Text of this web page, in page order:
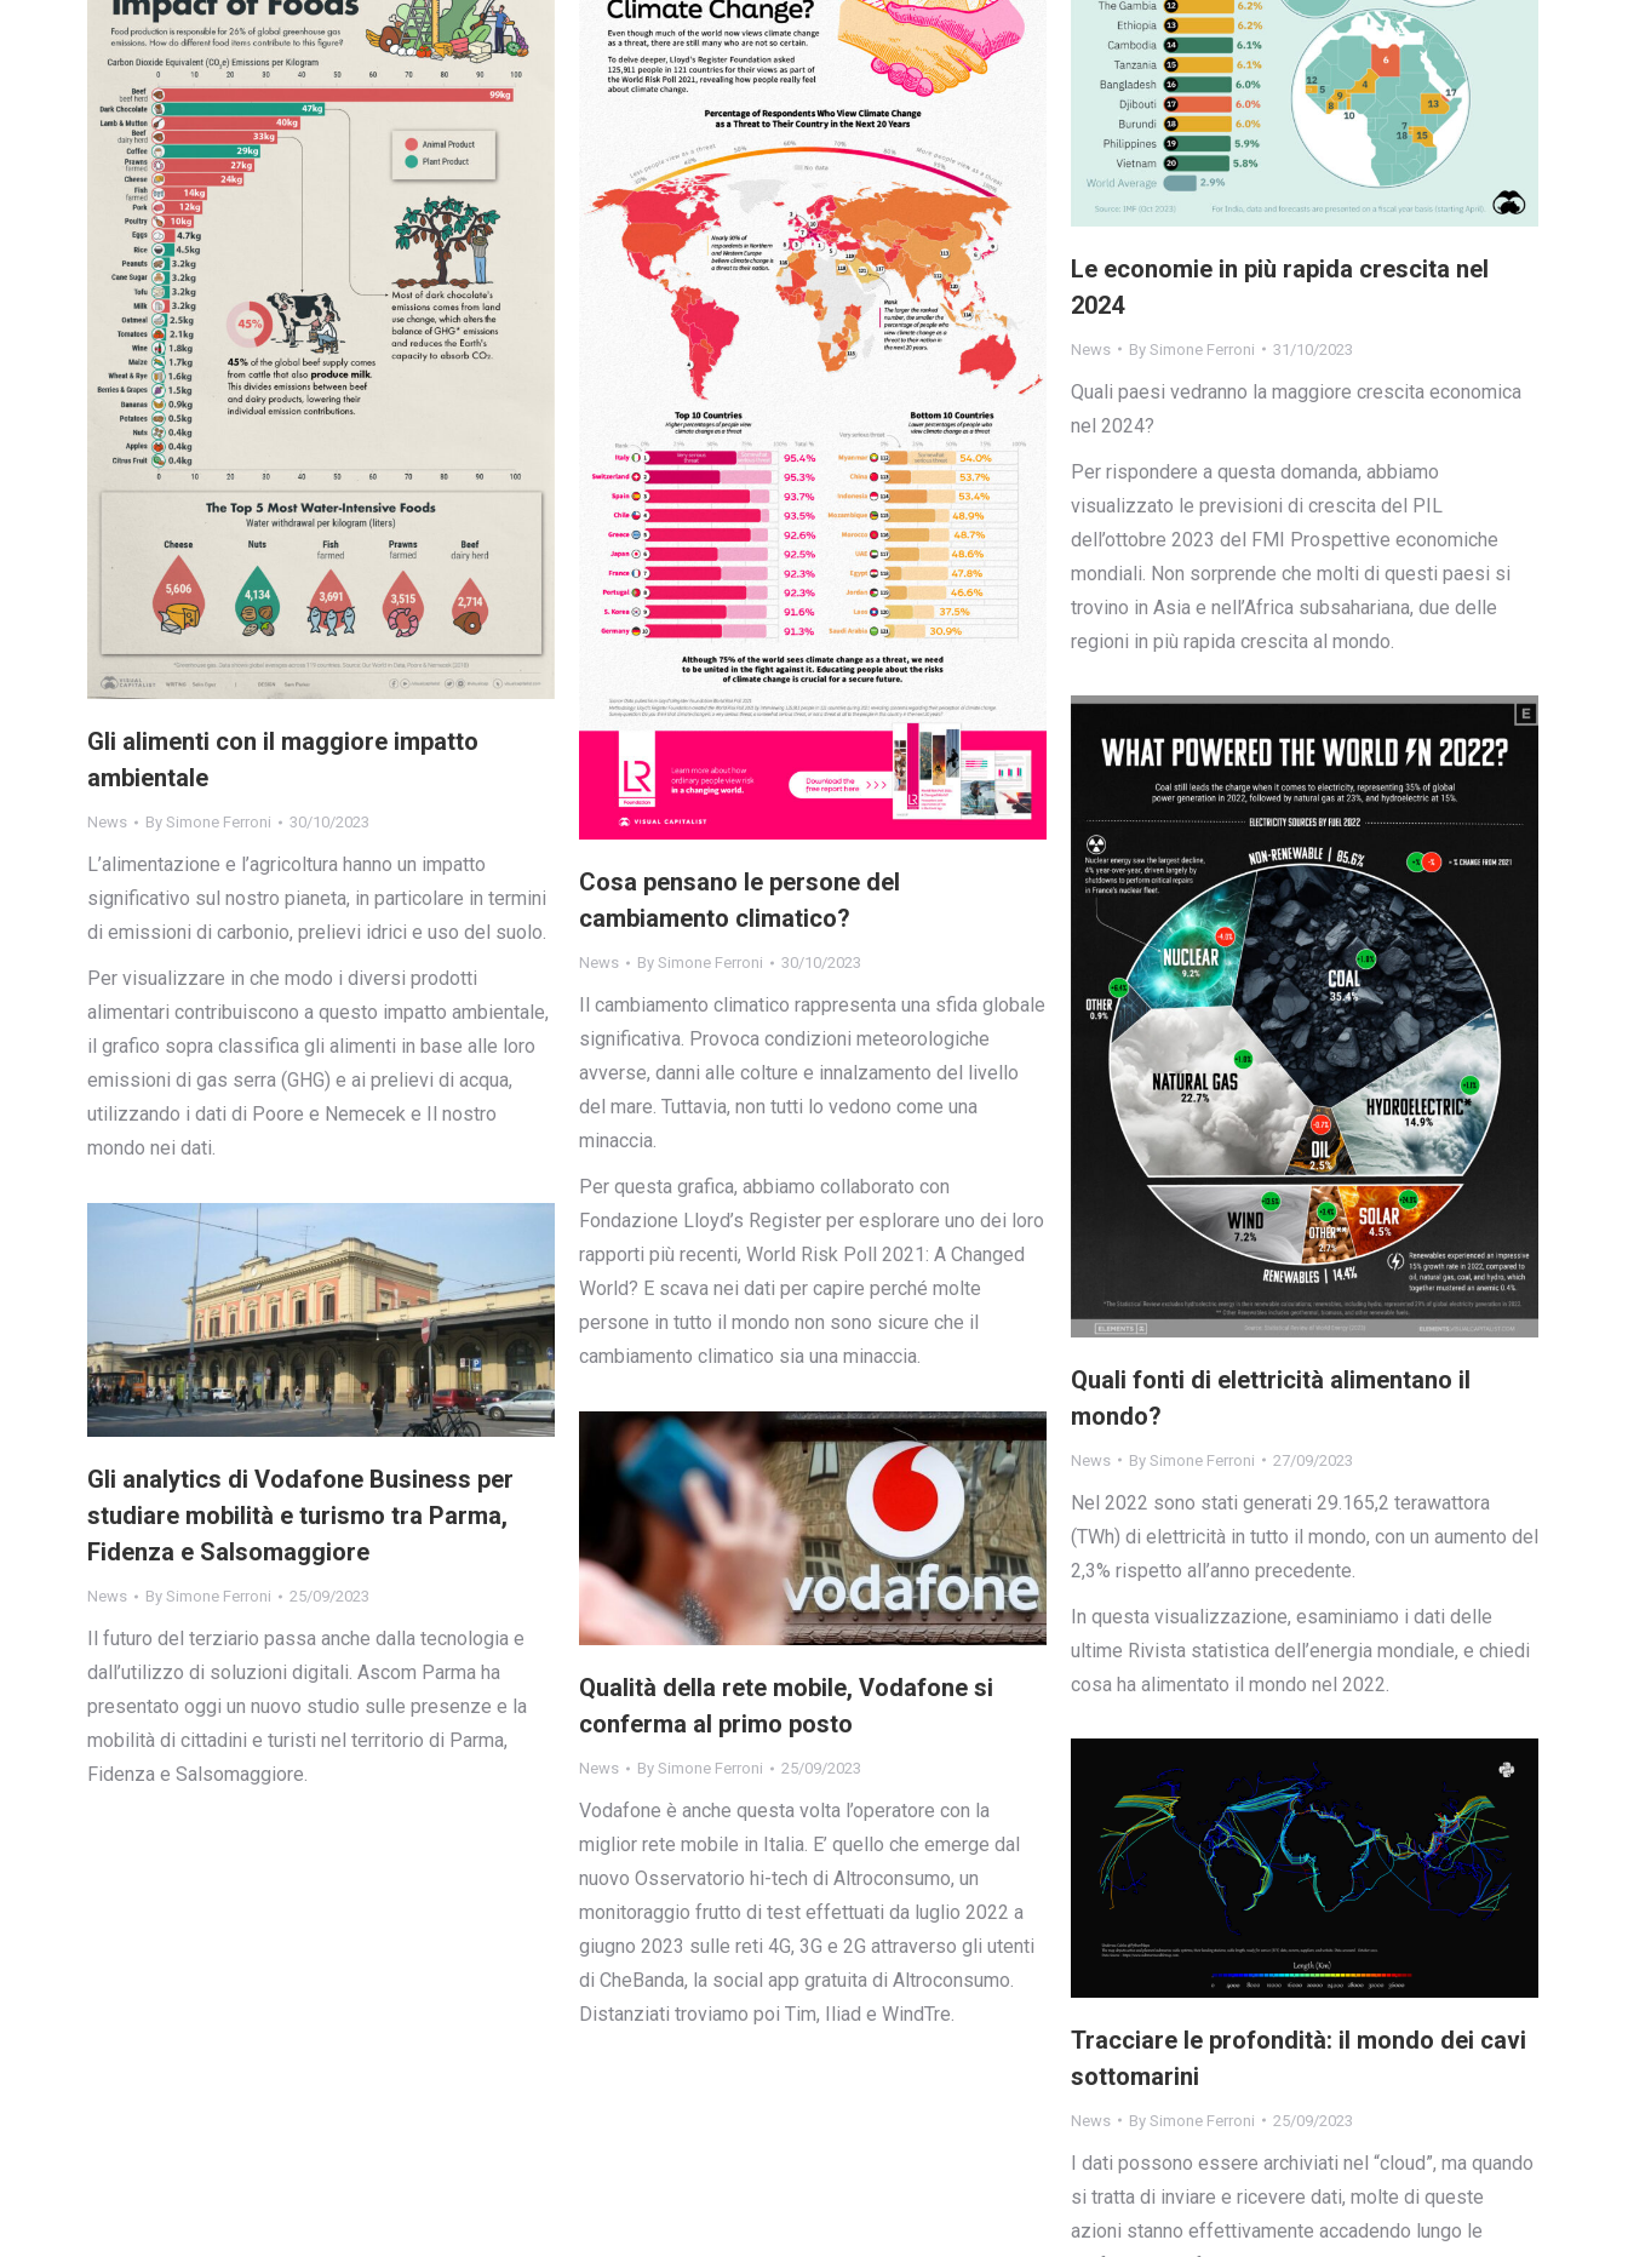
Le economie in più rapida crescita nel
2024
News By Simone Ferroni 31/10/2023
Quali paesi vedranno la maggiore crescita economica
nel 2024?
Per rispondere a questa domanda, abbiamo
visualizzato le previsioni di crescita del PIL
dell’ottobre 2023 del FMI Prospettive economiche
mondiali. Non sorprende che molti di questi paesi si
trovino in Asia e nell’Africa subsahariana, due delle
regioni in più rapida crescita al mondo.
Cosa pensano le persone del
cambiamento climatico?
News By Simone Ferroni 30/10/2023
Il cambiamento climatico rappresenta una sfida globale
significativa. Provoca condizioni meteorologiche
avverse, danni alle colture e innalzamento del livello
del mare. Tuttavia, non tutti lo vedono come una
minaccia.
Per questa grafica, abbiamo collaborato con
Fondazione Lloyd’s Register per esplorare uno dei loro
rapporti più recenti, World Risk Poll 2021: A Changed
World? E scava nei dati per capire perché molte
persone in tutto il mondo non sono sicure che il
cambiamento climatico sia una minaccia.
Gli alimenti con il maggiore impatto
ambientale
News By Simone Ferroni 30/10/2023
L’alimentazione e l’agricoltura hanno un impatto
significativo sul nostro pianeta, in particolare in termini
di emissioni di carbonio, prelievi idrici e uso del suolo.
Per visualizzare in che modo i diversi prodotti
alimentari contribuiscono a questo impatto ambientale,
il grafico sopra classifica gli alimenti in base alle loro
emissioni di gas serra (GHG) e ai prelievi di acqua,
utilizzando i dati di Poore e Nemecek e Il nostro
mondo nei dati.
Quali fonti di elettricità alimentano il
mondo?
News By Simone Ferroni 27/09/2023
Nel 2022 sono stati generati 29.165,2 terawattora
(TWh) di elettricità in tutto il mondo, con un aumento del
2,3% rispetto all’anno precedente.
In questa visualizzazione, esaminiamo i dati delle
ultime Rivista statistica dell’energia mondiale, e chiedi
cosa ha alimentato il mondo nel 2022.
Gli analytics di Vodafone Business per
studiare mobilità e turismo tra Parma,
Fidenza e Salsomaggiore
News By Simone Ferroni 25/09/2023
Il futuro del terziario passa anche dalla tecnologia e
dall’utilizzo di soluzioni digitali. Ascom Parma ha
presentato oggi un nuovo studio sulle presenze e la
mobilità di cittadini e turisti nel territorio di Parma,
Fidenza e Salsomaggiore.
Qualità della rete mobile, Vodafone si
conferma al primo posto
News By Simone Ferroni 25/09/2023
Vodafone è anche questa volta l’operatore con la
miglior rete mobile in Italia. E’ quello che emerge dal
nuovo Osservatorio hi-tech di Altroconsumo, un
monitoraggio frutto di test effettuati da luglio 2022 a
giugno 2023 sulle reti 4G, 3G e 2G attraverso gli utenti
di CheBanda, la social app gratuita di Altroconsumo.
Distanziati troviamo poi Tim, Iliad e WindTre.
Tracciare le profondità: il mondo dei cavi
sottomarini
News By Simone Ferroni 25/09/2023
I dati possono essere archiviati nel “cloud”, ma quando
si tratta di inviare e ricevere dati, molte di queste
azioni stanno effettivamente accadendo lungo le